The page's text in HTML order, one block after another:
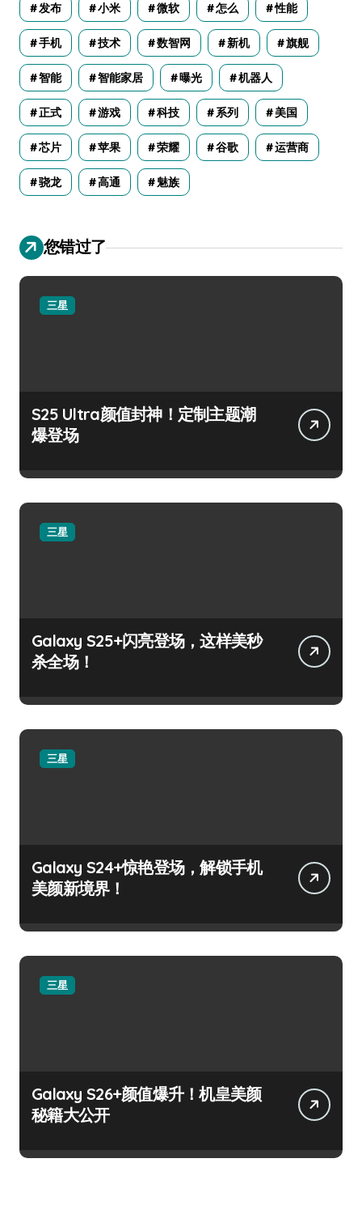
发布 小米 微软 怎么 性能
手机 技术 数智网 新机 旗舰
智能 智能家居 曝光 机器人
正式 游戏 科技 系列 美国
芯片 苹果 荣耀 谷歌 运营商
骁龙 高通 魅族
您错过了
三星
S25 Ultra颜值封神！定制主题潮
爆登场
三星
Galaxy S25+闪亮登场，这样美秒
杀全场！
三星
Galaxy S24+惊艳登场，解锁手机
美颜新境界！
三星
Galaxy S26+颜值爆升！机皇美颜
秘籍大公开